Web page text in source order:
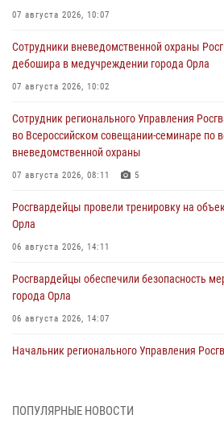
07 августа 2026, 10:07
Сотрудники вневедомственной охраны
дебошира в медучреждении города Орла
07 августа 2026, 10:02
Сотрудник регионального Управления
во Всероссийском совещании-семинаре по
вневедомственной охраны
07 августа 2026, 08:11 5
Росгвардейцы провели тренировку на
Орла
06 августа 2026, 14:11
Росгвардейцы обеспечили безопасность
города Орла
06 августа 2026, 14:07
Начальник регионального Управления
ПОПУЛЯРНЫЕ НОВОСТИ